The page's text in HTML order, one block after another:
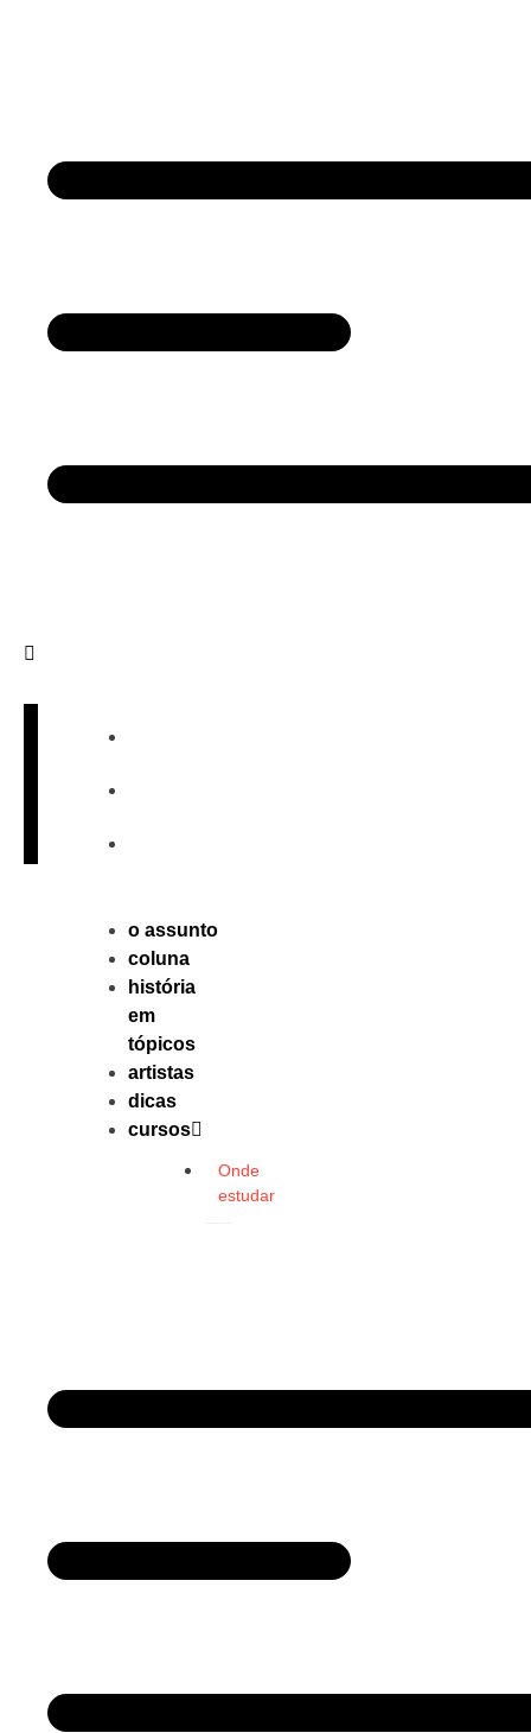
o assunto
coluna
história
em
tópicos
artistas
dicas
cursos
Onde
estudar